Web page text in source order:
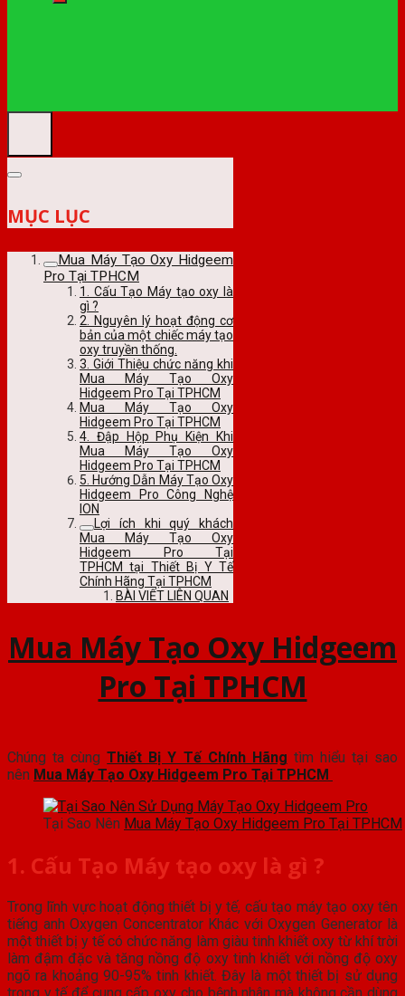
MỤC LỤC
Mua Máy Tạo Oxy Hidgeem
Pro Tại TPHCM
1. Cấu Tạo Máy tạo oxy là
gì ?
2. Nguyên lý hoạt động cơ
bản của một chiếc máy tạo
oxy truyền thống.
3. Giới Thiệu chức năng khi
Mua Máy Tạo Oxy
Hidgeem Pro Tại TPHCM
Mua Máy Tạo Oxy
Hidgeem Pro Tại TPHCM
4. Đập Hộp Phụ Kiện Khi
Mua Máy Tạo Oxy
Hidgeem Pro Tại TPHCM
5. Hướng Dẫn Máy Tạo Oxy
Hidgeem Pro Công Nghệ
ION
Lợi ích khi quý khách
Mua Máy Tạo Oxy
Hidgeem Pro Tại
TPHCM tại Thiết Bị Y Tế
Chính Hãng Tại TPHCM
BÀI VIẾT LIÊN QUAN
Mua Máy Tạo Oxy Hidgeem
Pro Tại TPHCM
Chúng ta cùngThiết Bị Y Tế Chính Hãng tìm hiểu tại sao
nên Mua Máy Tạo Oxy Hidgeem Pro Tại TPHCM
Tại Sao Nên Mua Máy Tạo Oxy Hidgeem Pro Tại TPHCM
1. Cấu Tạo Máy tạo oxy là gì ?
Trong lĩnh vực hoạt động thiết bị y tế, cấu tạo máy tạo oxy tên
tiếng anh Oxygen Concentrator Khác với Oxygen Generator là
một thiết bị y tế có chức năng làm giàu tinh khiết oxy từ khí trời
làm đậm đặc và tăng nồng độ oxy tinh khiết với nồng độ oxy
ngõ ra khoảng 90-95% tinh khiết. Đây là một thiết bị sử dụng
trong y tế để cung cấp oxy cho bệnh nhân mà không cần dùng